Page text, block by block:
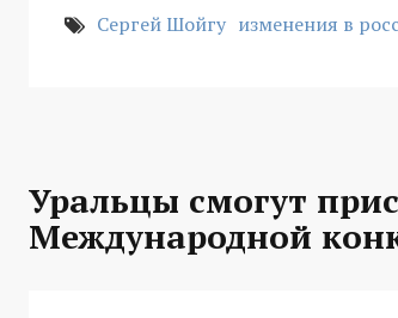
Сергей Шойгу изменения в
Уральцы смогут
Международной